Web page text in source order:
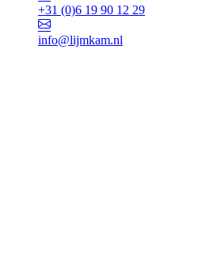
+31 (0)6 19 90 12 29
info@lijmkam.nl